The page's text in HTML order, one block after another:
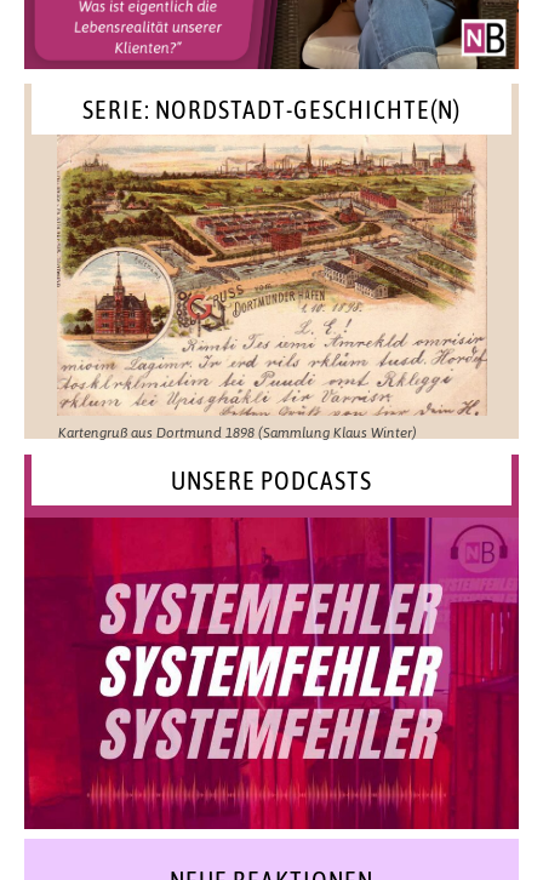
SERIE: NORDSTADT-GESCHICHTE(N)
Kartengruß aus Dortmund 1898 (Sammlung Klaus Winter)
UNSERE PODCASTS